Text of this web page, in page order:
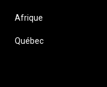
Afrique
Québec